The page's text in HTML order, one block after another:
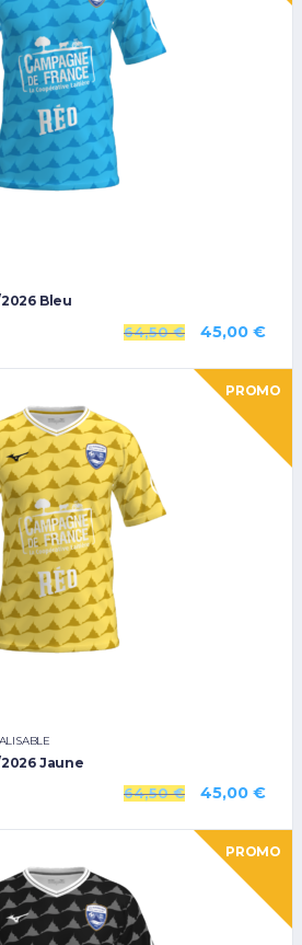
Bleu
64,50€ 45,00 €
PROMO
Jaune
64,50€ 45,00 €
PROMO